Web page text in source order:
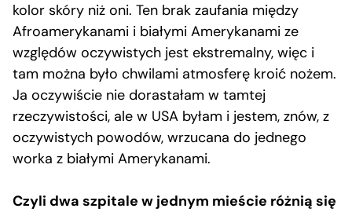
kolor skóry niż oni. Ten brak zaufania między
Afroamerykanami i białymi Amerykanami ze
względów oczywistych jest ekstremalny, więc i
tam można było chwilami atmosferę kroić nożem.
Ja oczywiście nie dorastałam w tamtej
rzeczywistości, ale w USA byłam i jestem, znów, z
oczywistych powodów, wrzucana do jednego
worka z białymi Amerykanami.
Czyli dwa szpitale w jednym mieście różnią się